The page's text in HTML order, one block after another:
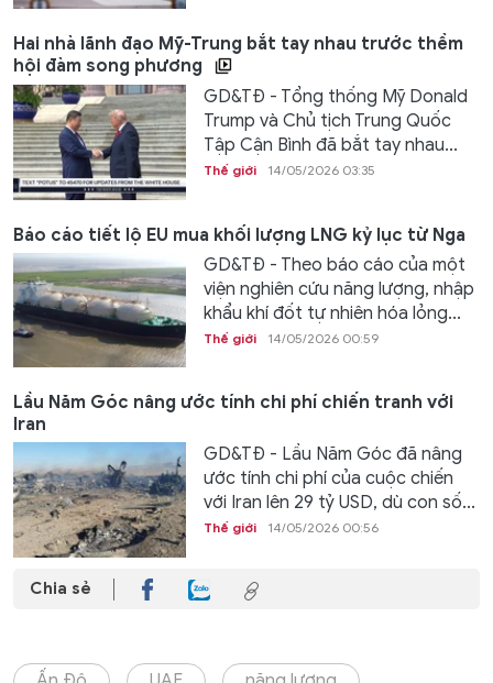
Hai nhà lãnh đạo Mỹ-Trung bắt tay nhau trước thềm
hội đàm song phương
GD&TĐ - Tổng thống Mỹ Donald
Trump và Chủ tịch Trung Quốc
Tập Cận Bình đã bắt tay nhau...
Thế giới 14/05/2026 03:35
Báo cáo tiết lộ EU mua khối lượng LNG kỷ lục từ Nga
GD&TĐ - Theo báo cáo của một
viện nghiên cứu năng lượng, nhập
khẩu khí đốt tự nhiên hóa lỏng...
Thế giới 14/05/2026 00:59
Lầu Năm Góc nâng ước tính chi phí chiến tranh với
Iran
GD&TĐ - Lầu Năm Góc đã nâng
ước tính chi phí của cuộc chiến
với Iran lên 29 tỷ USD, dù con số...
Thế giới 14/05/2026 00:56
Chia sẻ